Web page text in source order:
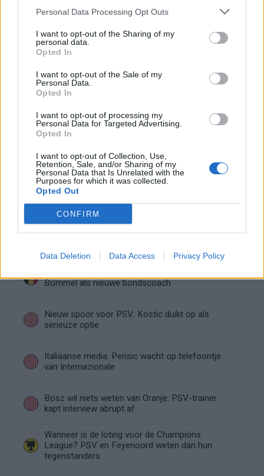
Personal Data Processing Opt Outs
I want to opt-out of the Sharing of my
personal data.
Opted In
I want to opt-out of the Sale of my
Personal Data.
Opted In
I want to opt-out of processing my
Personal Data for Targeted Advertising.
Opted In
I want to opt-out of Collection, Use,
Retention, Sale, and/or Sharing of my
Personal Data that Is Unrelated with the
Purposes for which it was collected.
Opted Out
CONFIRM
Data Deletion Data Access Privacy Policy
afhaakt? Deze opties heeft Ten Hag
Rotterdams Zomercarnaval: 'Dat kan hier niet'
eisen defensieve versterkingen
uitgang: het verhaal van Babadi
Van Bommel begint bij België met achterstand:
Transferclausule Joey Veerman uitgelegd: voor
Bommel als nieuwe bondscoach
Nieuw spoor voor PSV: Kostic duikt op als
serieuze optie
Italiaanse media: Perisic wacht op telefoontje
van Internazionale
Bosz wil niets weten van Oranje: PSV-trainer
kapt interview abrupt af
Wanneer is de loting voor de Champions
League? PSV en Feyenoord weten dan hun
tegenstanders